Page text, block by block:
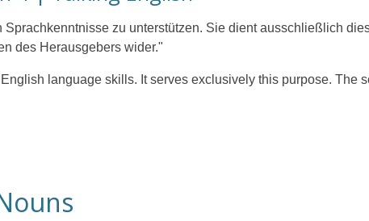
zu unterstützen. Sie dient ausschließlich
des Herausgebers wider."
language skills. It serves exclusively this purpose. The